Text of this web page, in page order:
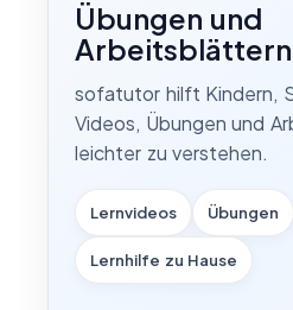
Übungen und
Arbeitsblättern
sofatutor hilft Kindern,
Videos, Übungen und
leichter zu verstehen.
Lernvideos Übungen
Lernhilfe zu Hause